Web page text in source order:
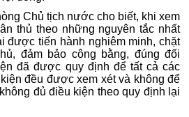
Chủ tịch nước cho biết, khi xem
thủ theo những nguyên tắc nhất
được tiến hành nghiêm minh, chặt
đảm bảo công bằng, đúng đối
đã được quy định để tất cả các
đều được xem xét và không để
đủ điều kiện theo quy định lại